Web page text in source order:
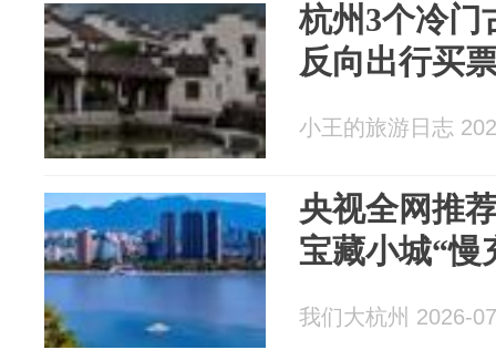
杭州3个冷门
反向出行买
小王的旅游日志
央视全网推
宝藏小城“慢
我们大杭州 2026-